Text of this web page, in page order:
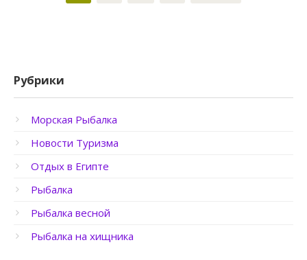
Рубрики
Морская Рыбалка
Новости Туризма
Отдых в Египте
Рыбалка
Рыбалка весной
Рыбалка на хищника